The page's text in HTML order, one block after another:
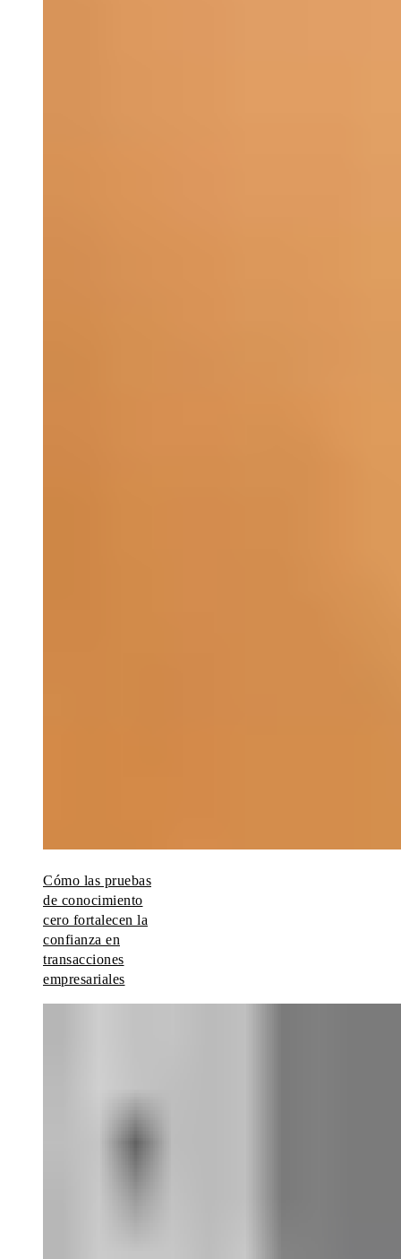
Cómo las pruebas
de conocimiento
cero fortalecen la
confianza en
transacciones
empresariales